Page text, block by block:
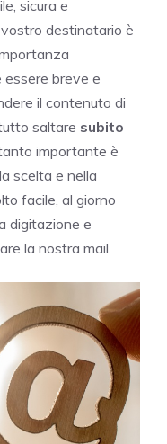
sicura e
destinatario è
essere breve e
il contenuto di
saltare subito
importante è
scelta e nella
facile, al giorno
digitazione e
la nostra mail.